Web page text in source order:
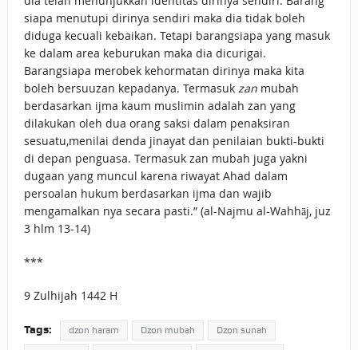
siapa menutupi dirinya sendiri maka dia tidak boleh
diduga kecuali kebaikan. Tetapi barangsiapa yang masuk
ke dalam area keburukan maka dia dicurigai.
Barangsiapa merobek kehormatan dirinya maka kita
boleh bersuuzan kepadanya. Termasuk zanmubah
berdasarkan ijma kaum muslimin adalah zan yang
dilakukan oleh dua orang saksi dalam penaksiran
sesuatu,menilai denda jinayat dan penilaian bukti-bukti
di depan penguasa. Termasuk zan mubah juga yakni
dugaan yang muncul karena riwayat Ahad dalam
persoalan hukum berdasarkan ijma dan wajib
mengamalkan nya secara pasti.” (al-Najmu al-Wahhāj, juz
3 hlm 13-14)
***
9 Zulhijah 1442 H
Tags: dzon haram Dzon mubah Dzon sunah